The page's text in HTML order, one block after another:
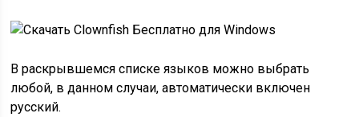
В раскрывшемся списке языков можно выбрать
любой, в данном случаи, автоматически включен
русский.